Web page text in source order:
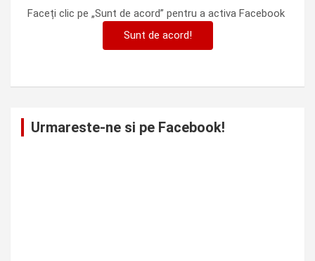
Faceți clic pe „Sunt de acord” pentru a activa Facebook
Sunt de acord!
Urmareste-ne si pe Facebook!